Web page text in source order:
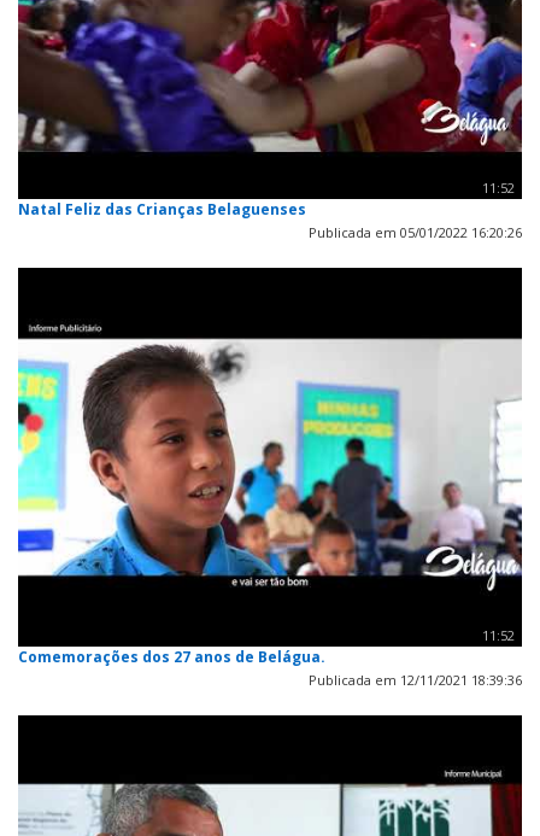
11:52
Natal Feliz das Crianças Belaguenses
Publicada em 05/01/2022 16:20:26
11:52
Comemorações dos 27 anos de Belágua.
Publicada em 12/11/2021 18:39:36